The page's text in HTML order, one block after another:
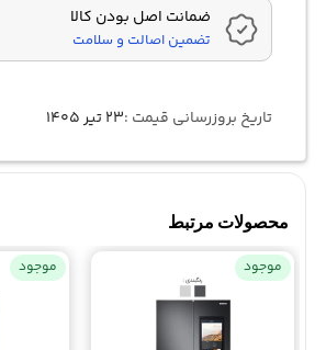
ضمانت اصل بودن کالا
تضمین اصالت و سلامت
تاریخ بروزرسانی قیمت :۲۳ تیر ۱۴۰۵
محصولات مرتبط
موجود موجود